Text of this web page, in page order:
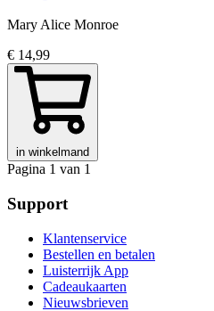
Mary Alice Monroe
€ 14,99
in winkelmand
Pagina 1 van 1
Support
Klantenservice
Bestellen en betalen
Luisterrijk App
Cadeaukaarten
Nieuwsbrieven